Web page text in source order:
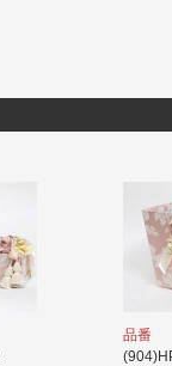
品番